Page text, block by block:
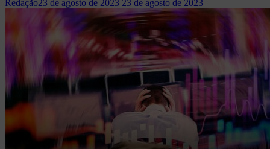
Redação23 de agosto de 2023 23 de agosto de 2023